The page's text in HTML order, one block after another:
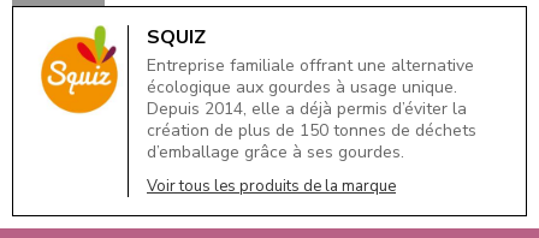
SQUIZ
Entreprise familiale offrant une alternative
écologique aux gourdes à usage unique.
Depuis 2014, elle a déjà permis d’éviter la
création de plus de 150 tonnes de déchets
d’emballage grâce à ses gourdes.
Voir tous les produits de la marque